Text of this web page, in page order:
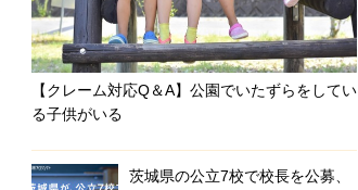
【クレーム対応Q＆A】公園でいたずらをしてい
る子供がいる
茨城県の公立7校で校長を公募、